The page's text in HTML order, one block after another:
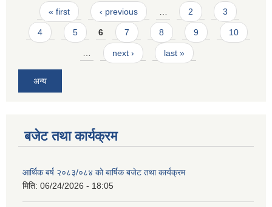
Pages
« first ‹ previous 2 3
4 5 6 7 8 9 10
next › last »
अन्य
बजेट तथा कार्यक्रम
आर्थिक बर्ष २०८३/०८४ को बार्षिक बजेट तथा कार्यक्रम
मिति: 06/24/2026 - 18:05